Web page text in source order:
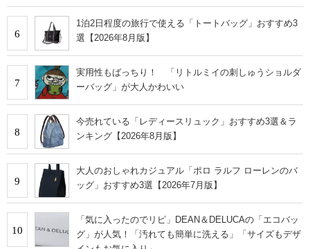
6
1泊2日程度の旅行で使える「トートバッグ」おすすめ3
選【2026年8月版】
7
実用性もばっちり！ 「リトルミイの刺しゅうショルダ
ーバッグ」が大人かわいい
8
今売れている「レディースリュック」おすすめ3選＆ラ
ンキング【2026年8月版】
9
大人のおしゃれカジュアル「ポロ ラルフ ローレンのバ
ッグ」おすすめ3選【2026年7月版】
10
「気に入ったのでリピ」DEAN＆DELUCAの「エコバッ
グ」が人気！「汚れても簡単に洗える」「サイズもデザ